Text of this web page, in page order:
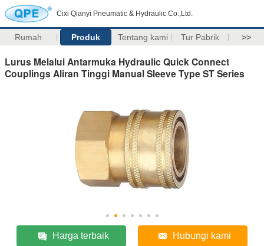
Cixi Qianyi Pneumatic & Hydraulic Co.,Ltd.
Rumah Produk Tentang kami Tur Pabrik >>
Lurus Melalui Antarmuka Hydraulic Quick Connect
Couplings Aliran Tinggi Manual Sleeve Type ST Series
Harga terbaik Hubungi kami